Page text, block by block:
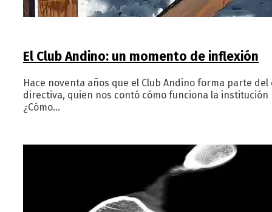
El Club Andino: un momento de inflexión
Hace noventa años que el Club Andino forma parte
directiva, quien nos contó cómo funciona la
¿Cómo…